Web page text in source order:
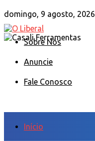
domingo, 9 agosto, 2026
Sobre Nós
Anuncie
Fale Conosco
Início